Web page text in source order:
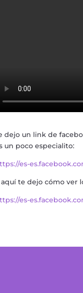
dejo un link de
un poco especialito:
es-
aquí te dejo cómo ver
es-